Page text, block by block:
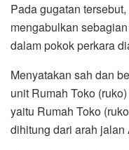
Pada gugatan
mengabulkan
dalam pokok perkara
Menyatakan sah dan
unit Rumah Toko
yaitu Rumah Toko
dihitung dari arah jalan